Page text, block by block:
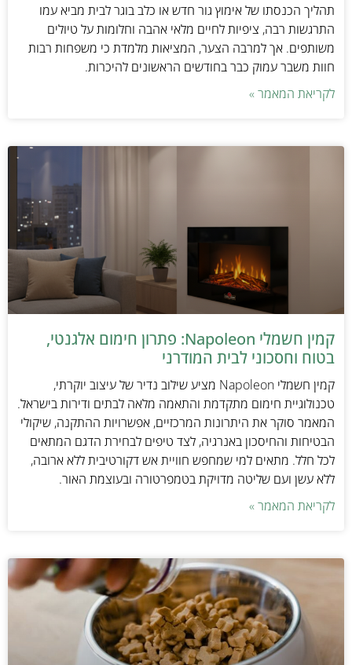
תהליך הכנסתו של אימוץ גור חדש או כלב בוגר לבית מביא עמו
התרגשות רבה, ציפיות לחיים מלאי אהבה וחלומות על טיולים
משותפים. אך למרבה הצער, המציאות מלמדת כי משפחות רבות
חוות משבר עמוק כבר בחודשים הראשונים להיכרות.
לקריאת המאמר »
קמין חשמלי Napoleon: פתרון חימום אלגנטי,
בטוח וחסכוני לבית המודרני
קמין חשמלי Napoleon מציע שילוב נדיר של עיצוב יוקרתי,
טכנולוגיית חימום מתקדמת והתאמה מלאה לבתים ודירות בישראל.
המאמר סוקר את היתרונות המרכזיים, אפשרויות ההתקנה, שיקולי
הבטיחות והחיסכון באנרגיה, לצד טיפים לבחירת הדגם המתאים
לכל חלל. מתאים למי שמחפש חוויית אש דקורטיבית ללא ארובה,
ללא עשן ועם שליטה מדויקת בטמפרטורה ובעוצמת האור.
לקריאת המאמר »